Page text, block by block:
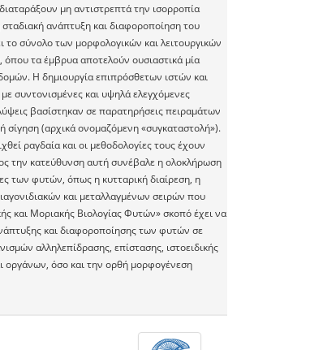
μη αντιστρεπτά την ισορροπία
ανάπτυξη και διαφοροποίηση του
σύνολο των μορφολογικών και λειτουργικών
τα έμβρυα αποτελούν ουσιαστικά μία
Η δημιουργία επιπρόσθετων ιστών και
συντονισμένες και υψηλά ελεγχόμενες
βασίστηκαν σε παρατηρήσεις πειραμάτων
σίγηση (αρχικά ονομαζόμενη «συγκαταστολή»).
ραγδαία και οι μεθοδολογίες τους έχουν
την κατεύθυνση αυτή συνέβαλε η ολοκλήρωση
των φυτών, όπως η κυτταρική διαίρεση, η
και μεταλλαγμένων σειρών που
και Μοριακής Βιολογίας Φυτών» σκοπό έχει να
και διαφοροποίησης των φυτών σε
αλληλεπίδρασης, επίστασης, ιστοειδικής
οργάνων, όσο και την ορθή μορφογένεση